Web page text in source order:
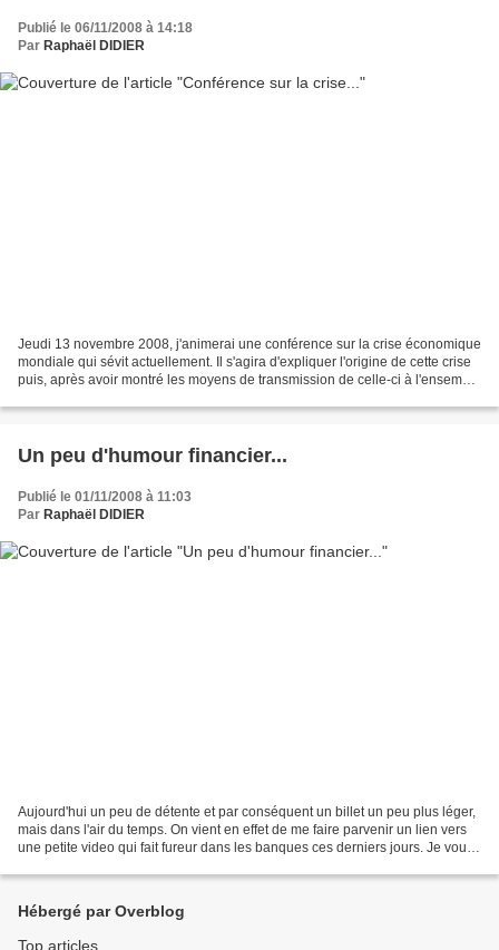
Publié le 06/11/2008 à 14:18
Par Raphaël DIDIER
Jeudi 13 novembre 2008, j'animerai une conférence sur la crise économique
mondiale qui sévit actuellement. Il s'agira d'expliquer l'origine de cette crise
puis, après avoir montré les moyens de transmission de celle-ci à l'ensemble
Un peu d'humour financier...
Publié le 01/11/2008 à 11:03
Par Raphaël DIDIER
Aujourd'hui un peu de détente et par conséquent un billet un peu plus léger,
mais dans l'air du temps. On vient en effet de me faire parvenir un lien vers
une petite video qui fait fureur dans les banques ces derniers jours. Je vous
Hébergé par Overblog
Top articles